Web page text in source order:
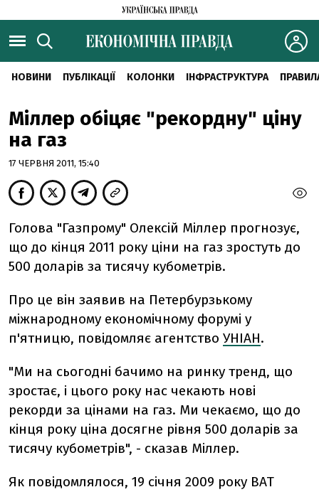
НОВИНИ ПУБЛІКАЦІЇ КОЛОНКИ ІНФРАСТРУКТУРА
Міллер обіцяє "рекордну" ціну
на газ
17 ЧЕРВНЯ 2011, 15:40
Голова "Газпрому" Олексій Міллер прогнозує,
що до кінця 2011 року ціни на газ зростуть до
500 доларів за тисячу кубометрів.
Про це він заявив на Петербурзькому
міжнародному економічному форумі у
п'ятницю, повідомляє агентство УНІАН.
"Ми на сьогодні бачимо на ринку тренд, що
зростає, і цього року нас чекають нові
рекорди за цінами на газ. Ми чекаємо, що до
кінця року ціна досягне рівня 500 доларів за
тисячу кубометрів", - сказав Міллер.
Як повідомлялося, 19 січня 2009 року ВАТ